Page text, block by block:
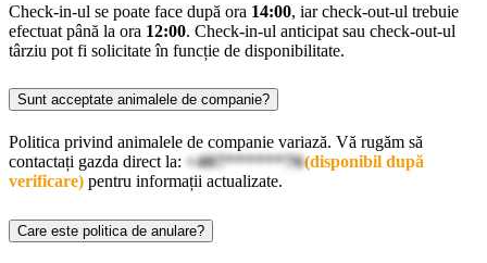
Check-in-ul se poate face după ora 14:00, iar check-out-ul trebuie
efectuat până la ora 12:00. Check-in-ul anticipat sau check-out-ul
târziu pot fi solicitate în funcție de disponibilitate.
Sunt acceptate animalele de companie?
Politica privind animalele de companie variază. Vă rugăm să
contactați gazda direct la: +407******76(disponibil după
verificare) pentru informații actualizate.
Care este politica de anulare?